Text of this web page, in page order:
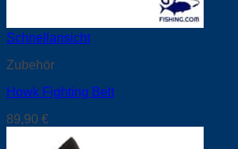
Schnellansicht
Zubehör
Howk Fighting Belt
89,90 €